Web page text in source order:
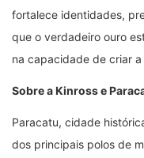
fortalece identidades,
que o verdadeiro ouro
na capacidade de criar
Sobre a Kinross e
Paracatu, cidade
dos principais polos de